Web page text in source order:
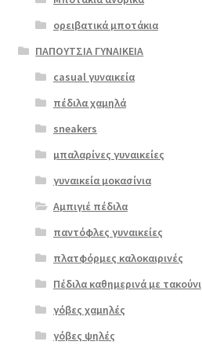
προϊόντος
ορειβατικά μποτάκια
ΠΑΠΟΥΤΣΙΑ ΓΥΝΑΙΚΕΙΑ
casual γυναικεία
πέδιλα χαμηλά
sneakers
μπαλαρίνες γυναικείες
γυναικεία μοκασίνια
Αμπιγιέ πέδιλα
παντόφλες γυναικείες
πλατφόρμες καλοκαιρινές
Πέδιλα καθημερινά με τακούνι
γόβες χαμηλές
γόβες ψηλές